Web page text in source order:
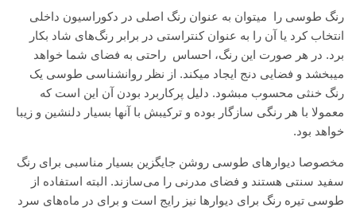
رنگ طوسی را میتوان به عنوان رنگ اصلی در دکوراسیون داخلی
انتخاب کرد یا آن را به عنوان کنتراستی در برابر رنگ‌های شاد بکار
برد. در هر صورت این رنگ، احساس راحتی به فضای شما خواهد
میبخشد و فضایی دنج ایجاد میکند. از نظر روانشناسی طوسی یک
رنگ خنثی محسوب مبشود. دلیل پرکاربرد بودن آن این است که
معمولا با هر رنگی سازگار بوده و ترکیبش با آنها بسیار دلنشین و زیبا
خواهد بود.
مخصوصا دیوارهای طوسی روشن جایگزین بسیار مناسبی برای رنگ
سفید سنتی هستند و فضای مدرنی را می‌سازند. البته استفاده از
طوسی تیره رنگ برای دیوارها نیز رایج است و برای در ماه‌های سرد